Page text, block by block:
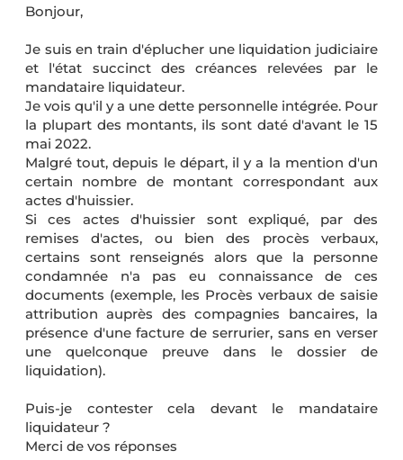
Bonjour,
Je suis en train d'éplucher une liquidation judiciaire
et l'état succinct des créances relevées par le
mandataire liquidateur.
Je vois qu'il y a une dette personnelle intégrée. Pour
la plupart des montants, ils sont daté d'avant le 15
mai 2022.
Malgré tout, depuis le départ, il y a la mention d'un
certain nombre de montant correspondant aux
actes d'huissier.
Si ces actes d'huissier sont expliqué, par des
remises d'actes, ou bien des procès verbaux,
certains sont renseignés alors que la personne
condamnée n'a pas eu connaissance de ces
documents (exemple, les Procès verbaux de saisie
attribution auprès des compagnies bancaires, la
présence d'une facture de serrurier, sans en verser
une quelconque preuve dans le dossier de
liquidation).
Puis-je contester cela devant le mandataire
liquidateur ?
Merci de vos réponses